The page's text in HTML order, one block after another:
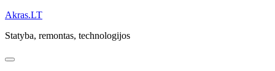
Skip
content
Akras.LT
Statyba, remontas, technologijos